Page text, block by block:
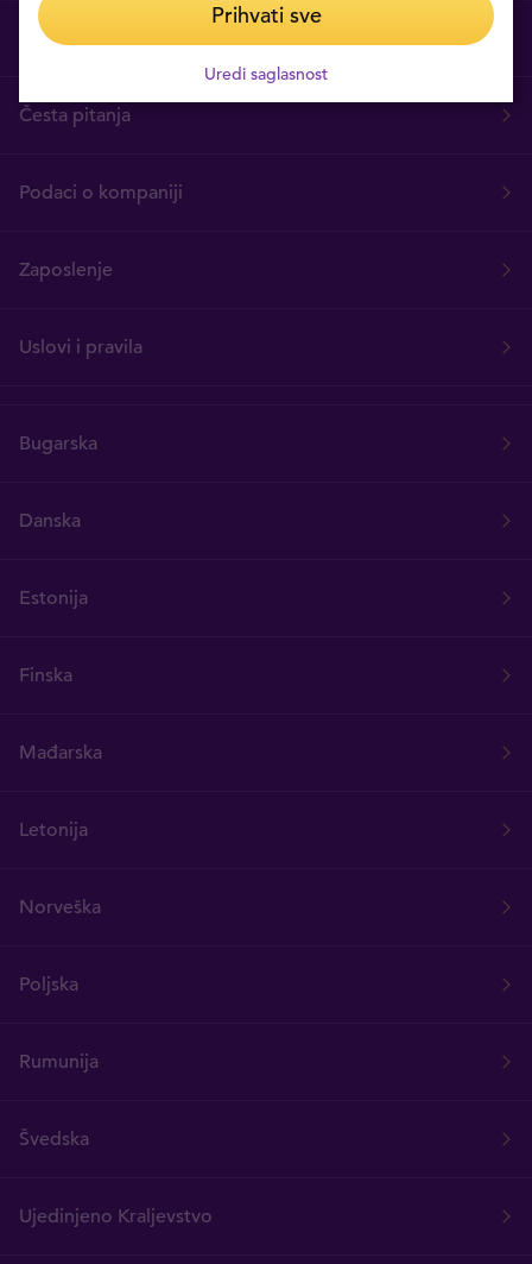
O nama
Česta pitanja
Podaci o kompaniji
Zaposlenje
Uslovi i pravila
Bugarska
Danska
Estonija
Finska
Mađarska
Letonija
Norveška
Poljska
Rumunija
Švedska
Ujedinjeno Kraljevstvo
Prihvati sve
Uredi saglasnost